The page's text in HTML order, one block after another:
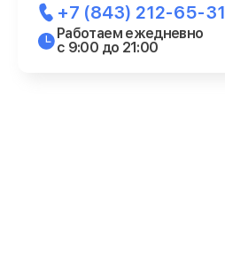
+7 (843) 212-65-31
Работаем ежедневно
с 9:00 до 21:00